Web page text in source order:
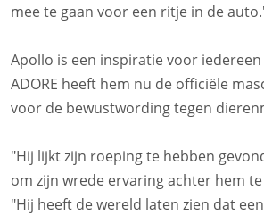
mee te gaan voor een ritje in de
Apollo is een inspiratie voor iedereen
ADORE heeft hem nu de officiële
voor de bewustwording tegen
"Hij lijkt zijn roeping te hebben
om zijn wrede ervaring achter hem te
"Hij heeft de wereld laten zien dat